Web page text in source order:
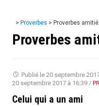
> Proverbes > Proverbes amitié
Proverbes
Publié le 20 septembre
20 septembre 2017 à 16:39 /
Celui qui a un ami